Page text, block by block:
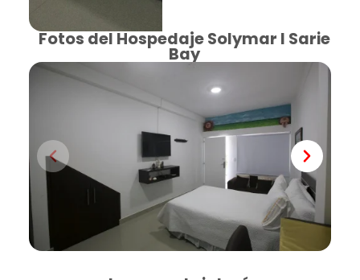
Fotos del Hospedaje Solymar I Sarie
Bay